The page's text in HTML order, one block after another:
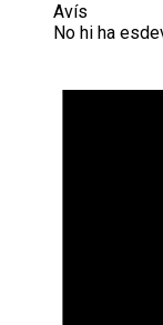
Avís
No hi ha